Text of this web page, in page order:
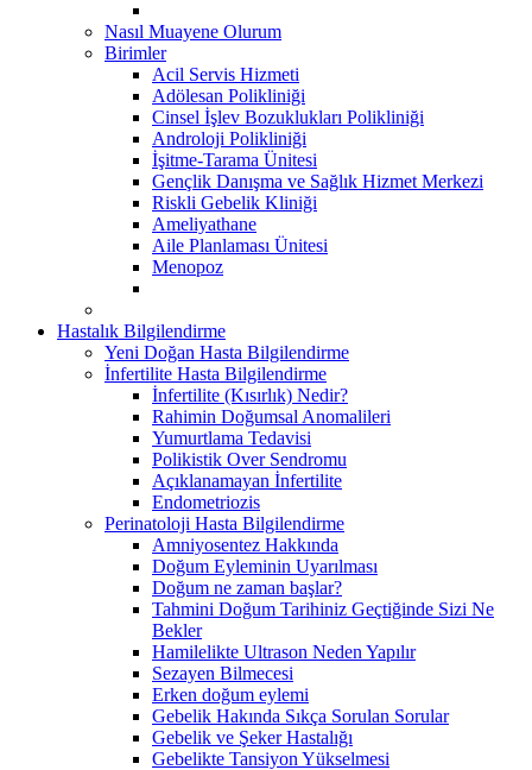
Nasıl Muayene Olurum
Birimler
Acil Servis Hizmeti
Adölesan Polikliniği
Cinsel İşlev Bozuklukları Polikliniği
Androloji Polikliniği
İşitme-Tarama Ünitesi
Gençlik Danışma ve Sağlık Hizmet Merkezi
Riskli Gebelik Kliniği
Ameliyathane
Aile Planlaması Ünitesi
Menopoz
Hastalık Bilgilendirme
Yeni Doğan Hasta Bilgilendirme
İnfertilite Hasta Bilgilendirme
İnfertilite (Kısırlık) Nedir?
Rahimin Doğumsal Anomalileri
Yumurtlama Tedavisi
Polikistik Over Sendromu
Açıklanamayan İnfertilite
Endometriozis
Perinatoloji Hasta Bilgilendirme
Amniyosentez Hakkında
Doğum Eyleminin Uyarılması
Doğum ne zaman başlar?
Tahmini Doğum Tarihiniz Geçtiğinde Sizi Ne
Bekler
Hamilelikte Ultrason Neden Yapılır
Sezayen Bilmecesi
Erken doğum eylemi
Gebelik Hakında Sıkça Sorulan Sorular
Gebelik ve Şeker Hastalığı
Gebelikte Tansiyon Yükselmesi